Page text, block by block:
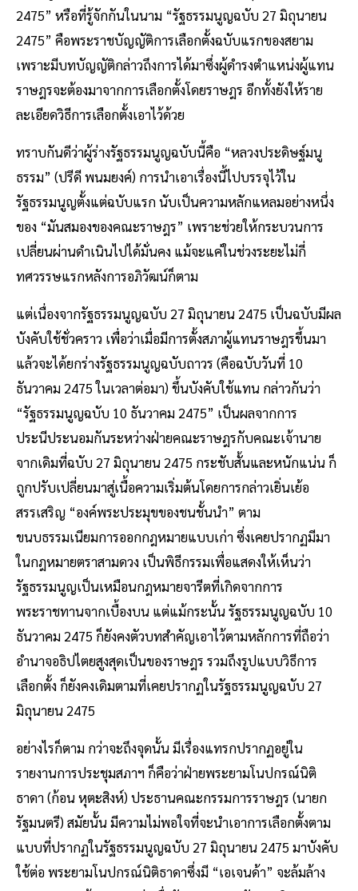
2475” หรือที่รู้จักกันในนาม “รัฐธรรมนูญฉบับ 27 มิถุนายน
2475” คือพระราชบัญญัติการเลือกตั้งฉบับแรกของสยาม
เพราะมีบทบัญญัติกล่าวถึงการได้มาซึ่งผู้ดำรงตำแหน่งผู้แทน
ราษฎรจะต้องมาจากการเลือกตั้งโดยราษฎร อีกทั้งยังให้ราย
ละเอียดวิธีการเลือกตั้งเอาไว้ด้วย
ทราบกันดีว่าผู้ร่างรัฐธรรมนูญฉบับนี้คือ “หลวงประดิษฐ์มนู
ธรรม” (ปรีดี พนมยงค์) การนำเอาเรื่องนี้ไปบรรจุไว้ใน
รัฐธรรมนูญตั้งแต่ฉบับแรก นับเป็นความหลักแหลมอย่างหนึ่ง
ของ “มันสมองของคณะราษฎร” เพราะช่วยให้กระบวนการ
เปลี่ยนผ่านดำเนินไปได้มั่นคง แม้จะแค่ในช่วงระยะไม่กี่
ทศวรรษแรกหลังการอภิวัฒน์ก็ตาม
แต่เนื่องจากรัฐธรรมนูญฉบับ 27 มิถุนายน 2475 เป็นฉบับมีผล
บังคับใช้ชั่วคราว เพื่อว่าเมื่อมีการตั้งสภาผู้แทนราษฎรขึ้นมา
แล้วจะได้ยกร่างรัฐธรรมนูญฉบับถาวร (คือฉบับวันที่ 10
ธันวาคม 2475 ในเวลาต่อมา) ขึ้นบังคับใช้แทน กล่าวกันว่า
“รัฐธรรมนูญฉบับ 10 ธันวาคม 2475” เป็นผลจากการ
ประนีประนอมกันระหว่างฝ่ายคณะราษฎรกับคณะเจ้านาย
จากเดิมที่ฉบับ 27 มิถุนายน 2475 กระชับสั้นและหนักแน่น ก็
ถูกปรับเปลี่ยนมาสู่เนื้อความเริ่มต้นโดยการกล่าวเยิ่นเย้อ
สรรเสริญ “องค์พระประมุขของชนชั้นนำ” ตาม
ขนบธรรมเนียมการออกกฎหมายแบบเก่า ซึ่งเคยปรากฏมีมา
ในกฎหมายตราสามดวง เป็นพิธีกรรมเพื่อแสดงให้เห็นว่า
รัฐธรรมนูญเป็นเหมือนกฎหมายจารีตที่เกิดจากการ
พระราชทานจากเบื้องบน แต่แม้กระนั้น รัฐธรรมนูญฉบับ 10
ธันวาคม 2475 ก็ยังคงตัวบทสำคัญเอาไว้ตามหลักการที่ถือว่า
อำนาจอธิปไตยสูงสุดเป็นของราษฎร รวมถึงรูปแบบวิธีการ
เลือกตั้ง ก็ยังคงเดิมตามที่เคยปรากฏในรัฐธรรมนูญฉบับ 27
มิถุนายน 2475
อย่างไรก็ตาม กว่าจะถึงจุดนั้น มีเรื่องแทรกปรากฏอยู่ใน
รายงานการประชุมสภาฯ ก็คือว่าฝ่ายพระยามโนปกรณ์นิติ
ธาดา (ก้อน หุตะสิงห์) ประธานคณะกรรมการราษฎร (นายก
รัฐมนตรี) สมัยนั้น มีความไม่พอใจที่จะนำเอาการเลือกตั้งตาม
แบบที่ปรากฏในรัฐธรรมนูญฉบับ 27 มิถุนายน 2475 มาบังคับ
ใช้ต่อ พระยามโนปกรณ์นิติธาดาซึ่งมี “เอเจนด้า” จะล้มล้าง